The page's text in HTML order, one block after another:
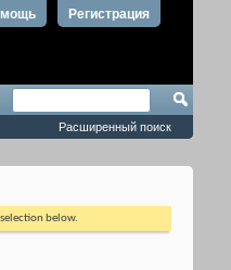
Регистрация
Расширенный поиск
below.